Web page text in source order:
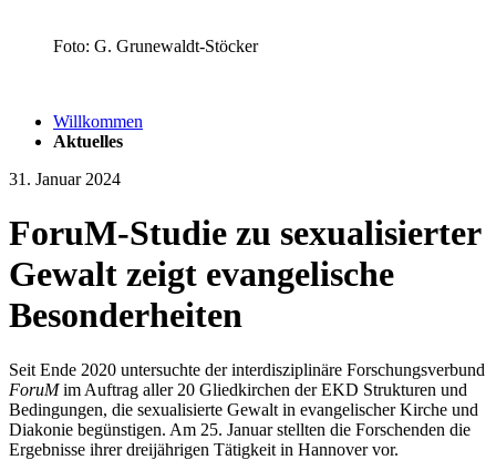
Foto: G. Grunewaldt-Stöcker
Willkommen
Aktuelles
31. Januar 2024
ForuM-Studie zu sexualisierter
Gewalt zeigt evangelische
Besonderheiten
Seit Ende 2020 untersuchte der interdisziplinäre Forschungsverbund
ForuMim Auftrag aller 20 Gliedkirchen der EKD Strukturen und
Bedingungen, die sexualisierte Gewalt in evangelischer Kirche und
Diakonie begünstigen. Am 25. Januar stellten die Forschenden die
Ergebnisse ihrer dreijährigen Tätigkeit in Hannover vor.